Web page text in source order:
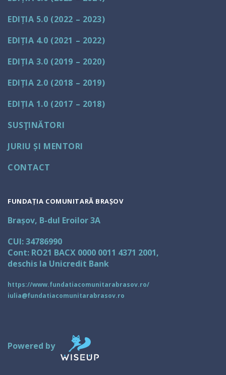
EDIȚIA 5.0 (2022 – 2023)
EDIȚIA 4.0 (2021 – 2022)
EDIȚIA 3.0 (2019 – 2020)
EDIȚIA 2.0 (2018 – 2019)
EDIȚIA 1.0 (2017 – 2018)
SUSŢINĂTORI
JURIU ȘI MENTORI
CONTACT
FUNDAȚIA COMUNITARĂ BRAȘOV
Brașov, B-dul Eroilor 3A
CUI: 34786990
Cont: RO21 BACX 0000 0011 4371 2001,
deschis la Unicredit Bank
https://www.fundatiacomunitarabrasov.ro/
iulia@fundatiacomunitarabrasov.ro
Powered by